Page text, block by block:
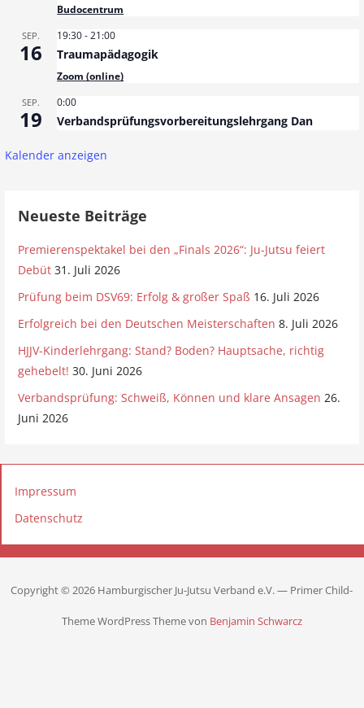
Budocentrum
SEP.
16
19:30-21:00
Traumapädagogik
Zoom (online)
SEP.
19
0:00
Verbandsprüfungsvorbereitungslehrgang Dan
Kalender anzeigen
Neueste Beiträge
Premierenspektakel bei den „Finals 2026“: Ju-Jutsu feiert
Debüt 31. Juli 2026
Prüfung beim DSV69: Erfolg & großer Spaß 16. Juli 2026
Erfolgreich bei den Deutschen Meisterschaften 8. Juli 2026
HJJV-Kinderlehrgang: Stand? Boden? Hauptsache, richtig
gehebelt! 30. Juni 2026
Verbandsprüfung: Schweiß, Können und klare Ansagen 26.
Juni 2026
Impressum
Datenschutz
Copyright © 2026 Hamburgischer Ju-Jutsu Verband e.V. — Primer Child-
Theme WordPress Theme von Benjamin Schwarcz